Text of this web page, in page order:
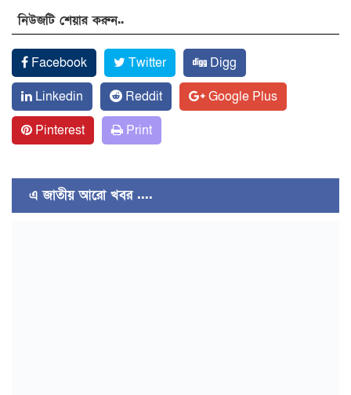
নিউজটি শেয়ার করুন..
Facebook Twitter
Digg
Linkedin
Reddit
Google Plus
Pinterest
Print
এ জাতীয় আরো খবর ....